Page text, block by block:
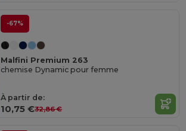
-67%
Malfini Premium 263
chemise Dynamic pour femme
À partir de:
10,75 €32,86 €